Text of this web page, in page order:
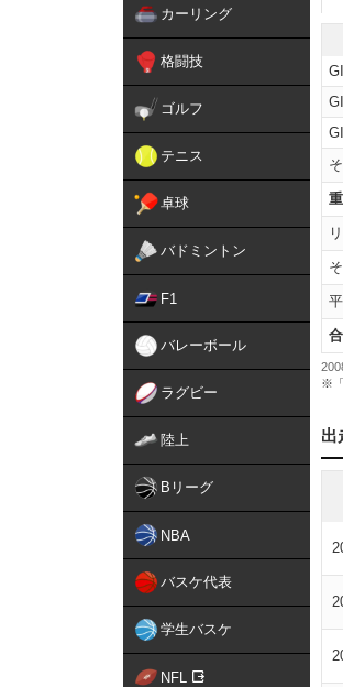
カーリング
格闘技
ゴルフ
テニス
卓球
バドミントン
F1
バレーボール
ラグビー
陸上
Bリーグ
NBA
バスケ代表
学生バスケ
NFL
GI
GII
※「
出